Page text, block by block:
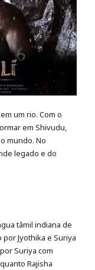
um rio. Com o
em Shivudu,
mundo. No
legado e do
tâmil indiana de
Jyothika e Suriya
Suriya com
Rajisha